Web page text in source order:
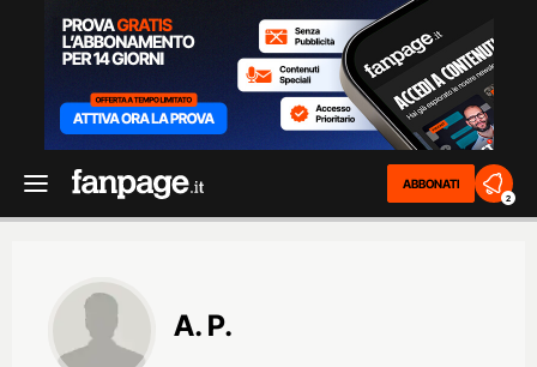
ABBONATI
2
A. P.